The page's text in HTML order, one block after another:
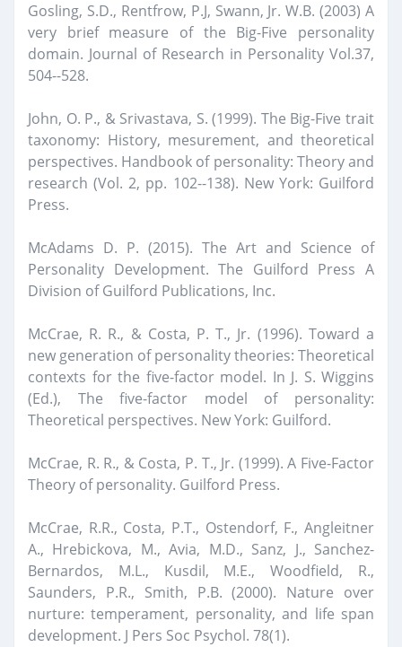
Gosling, S.D., Rentfrow, P.J, Swann, Jr. W.B. (2003) A
very brief measure of the Big-Five personality
domain. Journal of Research in Personality Vol.37,
504--528.
John, O. P., & Srivastava, S. (1999). The Big-Five trait
taxonomy: History, mesurement, and theoretical
perspectives. Handbook of personality: Theory and
research (Vol. 2, pp. 102--138). New York: Guilford
Press.
McAdams D. P. (2015). The Art and Science of
Personality Development. The Guilford Press A
Division of Guilford Publications, Inc.
McCrae, R. R., & Costa, P. T., Jr. (1996). Toward a
new generation of personality theories: Theoretical
contexts for the five-factor model. In J. S. Wiggins
(Ed.), The five-factor model of personality:
Theoretical perspectives. New York: Guilford.
McCrae, R. R., & Costa, P. T., Jr. (1999). A Five-Factor
Theory of personality. Guilford Press.
McCrae, R.R., Costa, P.T., Ostendorf, F., Angleitner
A., Hrebickova, M., Avia, M.D., Sanz, J., Sanchez-
Bernardos, M.L., Kusdil, M.E., Woodfield, R.,
Saunders, P.R., Smith, P.B. (2000). Nature over
nurture: temperament, personality, and life span
development. J Pers Soc Psychol. 78(1).